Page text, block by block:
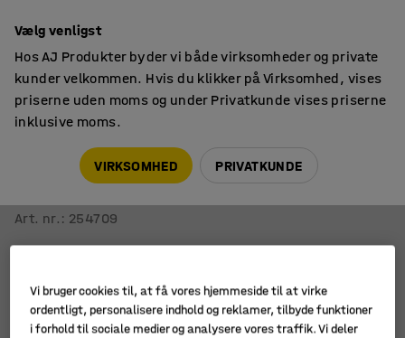
Mobilt kassestativ TRAM
Art. nr. : 254709
Vælg venligst
Hos AJ Produkter byder vi både virksomheder og private
kunder velkommen. Hvis du klikker på Virksomhed, vises
priserne uden moms og under Privatkunde vises priserne
inklusive moms.
VIRKSOMHED PRIVATKUNDE
Vi bruger cookies til, at få vores hjemmeside til at virke
ordentligt, personalisere indhold og reklamer, tilbyde funktioner
i forhold til sociale medier og analysere vores traffik. Vi deler